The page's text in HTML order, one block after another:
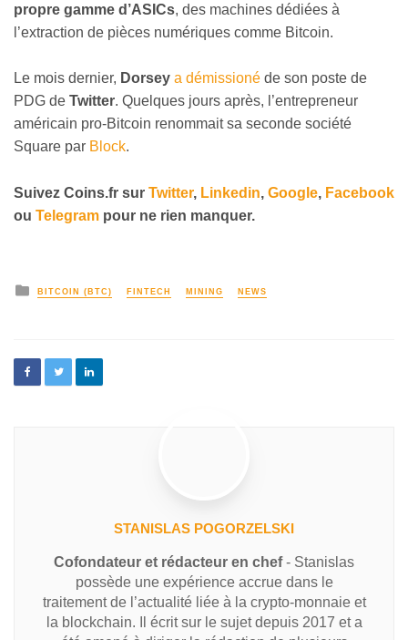
propre gamme d’ASICs, des machines dédiées à
l’extraction de pièces numériques comme Bitcoin.
Le mois dernier, Dorsey a démissioné de son poste de
PDG de Twitter. Quelques jours après, l’entrepreneur
américain pro-Bitcoin renommait sa seconde société
Square par Block.
Suivez Coins.fr sur Twitter, Linkedin, Google, Facebook
ou Telegram pour ne rien manquer.
BITCOIN (BTC) FINTECH MINING NEWS
STANISLAS POGORZELSKI
Cofondateur et rédacteur en chef- Stanislas
possède une expérience accrue dans le
traitement de l’actualité liée à la crypto-monnaie et
la blockchain. Il écrit sur le sujet depuis 2017 et a